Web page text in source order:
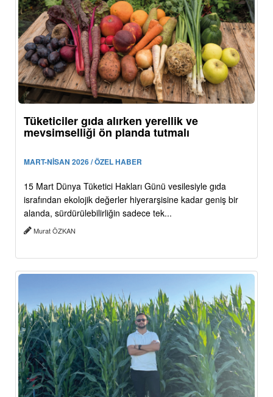
Tüketiciler gıda alırken yerellik ve
mevsimselliği ön planda tutmalı
MART-NİSAN 2026 / ÖZEL HABER
15 Mart Dünya Tüketici Hakları Günü vesilesiyle gıda
israfından ekolojik değerler hiyerarşisine kadar geniş bir
alanda, sürdürülebilirliğin sadece tek...
Murat ÖZKAN